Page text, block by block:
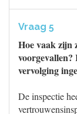
Vraag 5
Hoe vaak zijn
voorgevallen?
vervolging
De inspectie